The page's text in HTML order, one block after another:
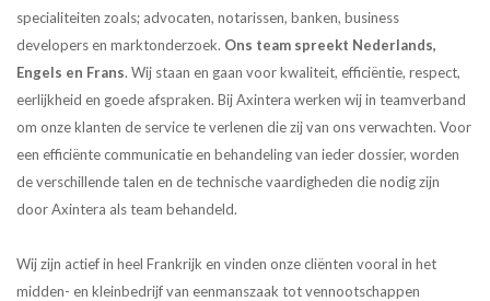
specialiteiten zoals; advocaten, notarissen, banken, business
developers en marktonderzoek. Ons team spreekt Nederlands,
Engels en Frans. Wij staan en gaan voor kwaliteit, efficiëntie, respect,
eerlijkheid en goede afspraken. Bij Axintera werken wij in teamverband
om onze klanten de service te verlenen die zij van ons verwachten. Voor
een efficiënte communicatie en behandeling van ieder dossier, worden
de verschillende talen en de technische vaardigheden die nodig zijn
door Axintera als team behandeld.
Wij zijn actief in heel Frankrijk en vinden onze cliënten vooral in het
midden- en kleinbedrijf van eenmanszaak tot vennootschappen